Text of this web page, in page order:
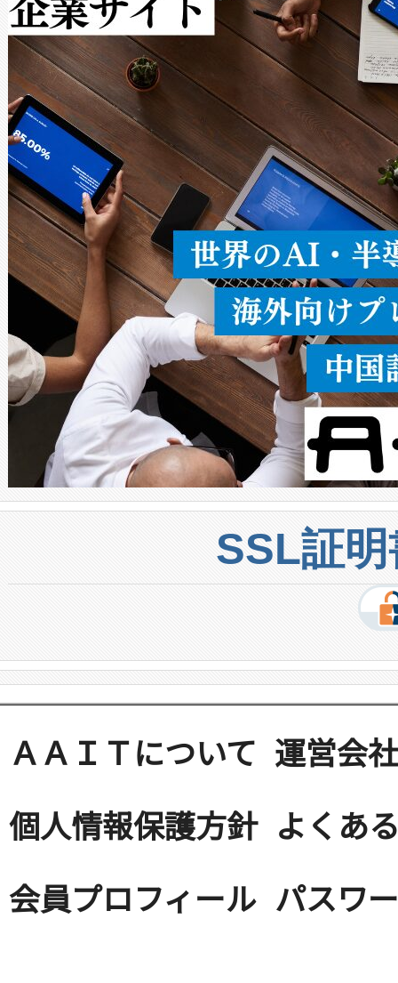
作業と点群処理を簡素化でき
Avia 2は、2種類のFOVオプシ
× 80°のノーマルモード、長
ードを切り替えて使用するこ
ることなく、単一のデバイス
うにします。遠距離まで届く
密度なスキャ […]
SSL証
ＡＡＩＴについて 運営会社
個人情報保護方針 よくあ
会員プロフィール パスワ